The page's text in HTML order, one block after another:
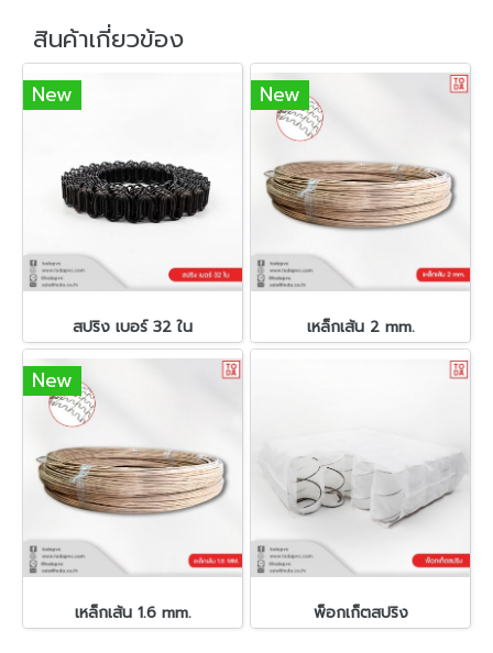
สินค้าเกี่ยวข้อง
New
สปริง เบอร์ 32 ใน
New
เหล็กเส้น 2 mm.
New
เหล็กเส้น 1.6 mm. พ็อกเก็ตสปริง